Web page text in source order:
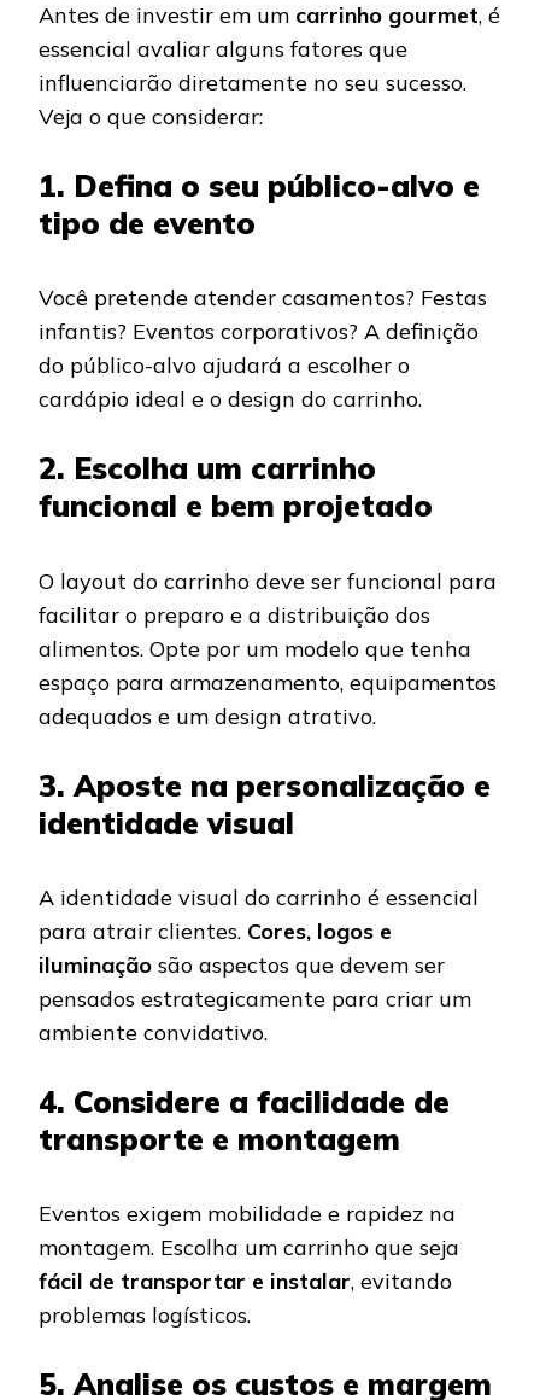
Antes de investir em um carrinho gourmet, é
essencial avaliar alguns fatores que
influenciarão diretamente no seu sucesso.
Veja o que considerar:
1. Defina o seu público-alvo e
tipo de evento
Você pretende atender casamentos? Festas
infantis? Eventos corporativos? A definição
do público-alvo ajudará a escolher o
cardápio ideal e o design do carrinho.
2. Escolha um carrinho
funcional e bem projetado
O layout do carrinho deve ser funcional para
facilitar o preparo e a distribuição dos
alimentos. Opte por um modelo que tenha
espaço para armazenamento, equipamentos
adequados e um design atrativo.
3. Aposte na personalização e
identidade visual
A identidade visual do carrinho é essencial
para atrair clientes. Cores, logos e
iluminação são aspectos que devem ser
pensados estrategicamente para criar um
ambiente convidativo.
4. Considere a facilidade de
transporte e montagem
Eventos exigem mobilidade e rapidez na
montagem. Escolha um carrinho que seja
fácil de transportar e instalar, evitando
problemas logísticos.
5. Analise os custos e margem